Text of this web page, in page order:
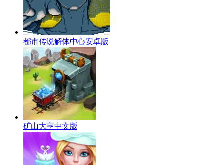
都市传说解体中心安卓版
矿山大亨中文版